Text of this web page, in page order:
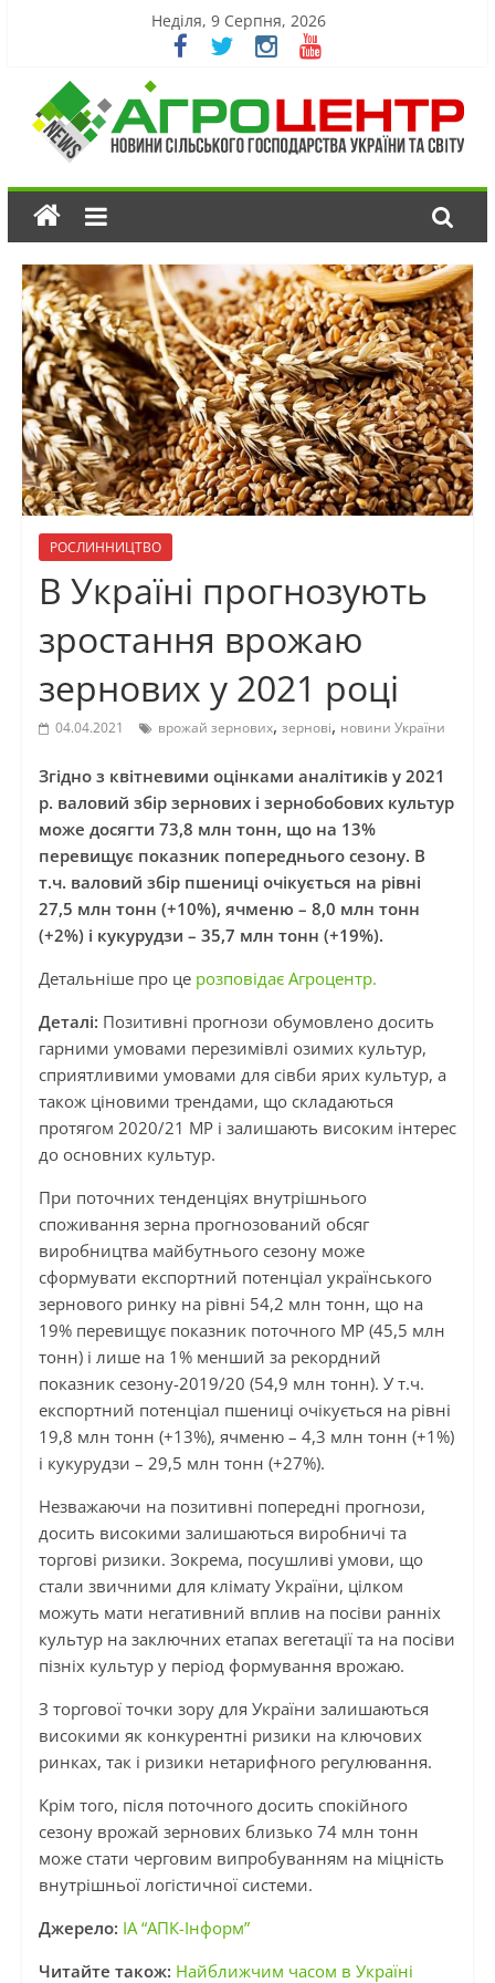
Неділя, 9 Серпня, 2026
РОСЛИННИЦТВО
В Україні прогнозують
зростання врожаю
зернових у 2021 році
04.04.2021 врожай зернових, зернові, новини України
Згідно з квітневими оцінками аналітиків у 2021
р. валовий збір зернових і зернобобових культур
може досягти 73,8 млн тонн, що на 13%
перевищує показник попереднього сезону. В
т.ч. валовий збір пшениці очікується на рівні
27,5 млн тонн (+10%), ячменю – 8,0 млн тонн
(+2%) і кукурудзи – 35,7 млн тонн (+19%).
Детальніше про це розповідає Агроцентр.
Деталі: Позитивні прогнози обумовлено досить
гарними умовами перезимівлі озимих культур,
сприятливими умовами для сівби ярих культур, а
також ціновими трендами, що складаються
протягом 2020/21 МР і залишають високим інтерес
до основних культур.
При поточних тенденціях внутрішнього
споживання зерна прогнозований обсяг
виробництва майбутнього сезону може
сформувати експортний потенціал українського
зернового ринку на рівні 54,2 млн тонн, що на
19% перевищує показник поточного МР (45,5 млн
тонн) і лише на 1% менший за рекордний
показник сезону-2019/20 (54,9 млн тонн). У т.ч.
експортний потенціал пшениці очікується на рівні
19,8 млн тонн (+13%), ячменю – 4,3 млн тонн (+1%)
і кукурудзи – 29,5 млн тонн (+27%).
Незважаючи на позитивні попередні прогнози,
досить високими залишаються виробничі та
торгові ризики. Зокрема, посушливі умови, що
стали звичними для клімату України, цілком
можуть мати негативний вплив на посіви ранніх
культур на заключних етапах вегетації та на посіви
пізніх культур у період формування врожаю.
З торгової точки зору для України залишаються
високими як конкурентні ризики на ключових
ринках, так і ризики нетарифного регулювання.
Крім того, після поточного досить спокійного
сезону врожай зернових близько 74 млн тонн
може стати черговим випробуванням на міцність
внутрішньої логістичної системи.
Джерело: ІА “АПК-Інформ”
Читайте також: Найближчим часом в Україні